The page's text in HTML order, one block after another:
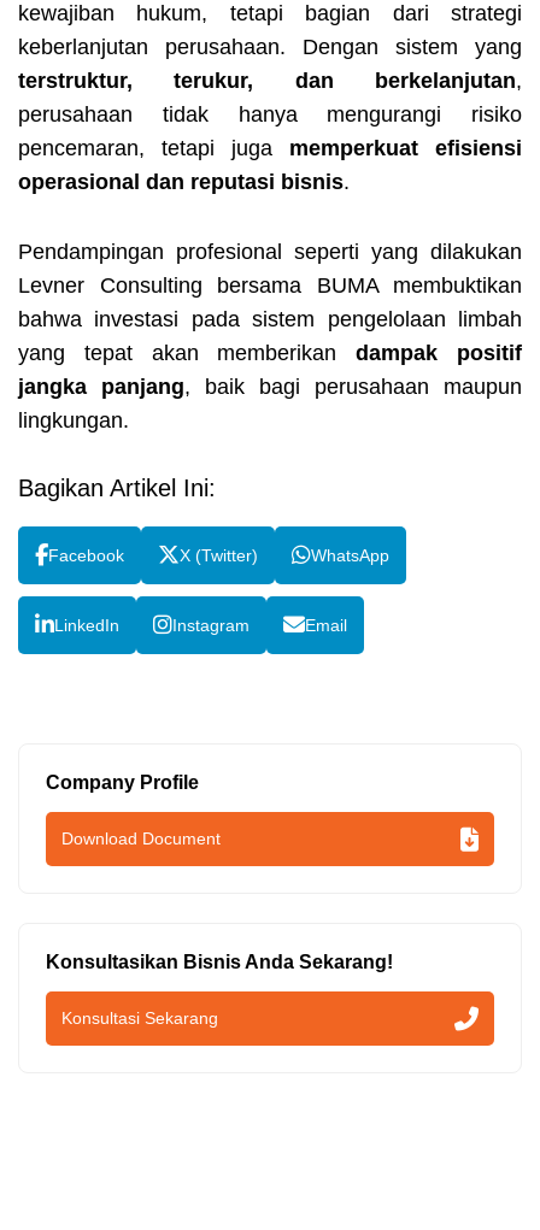
kewajiban hukum, tetapi bagian dari strategi
keberlanjutan perusahaan. Dengan sistem yang
terstruktur, terukur, dan berkelanjutan,
perusahaan tidak hanya mengurangi risiko
pencemaran, tetapi juga memperkuat efisiensi
operasional dan reputasi bisnis.
Pendampingan profesional seperti yang dilakukan
Levner Consulting bersama BUMA membuktikan
bahwa investasi pada sistem pengelolaan limbah
yang tepat akan memberikandampak positif
jangka panjang, baik bagi perusahaan maupun
lingkungan.
Bagikan Artikel Ini:
Facebook X (Twitter) WhatsApp
LinkedIn Instagram Email
Company Profile
Download Document
Konsultasikan Bisnis Anda Sekarang!
Konsultasi Sekarang